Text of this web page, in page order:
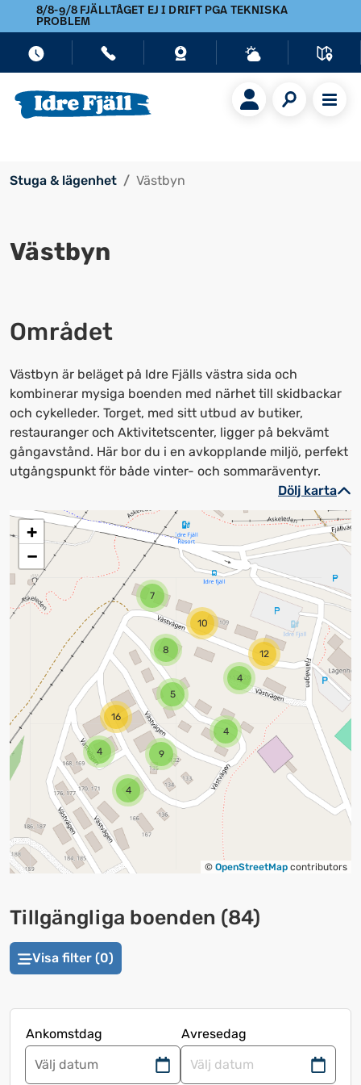
8/8-9/8 FJÄLLTÅGET EJ I DRIFT PGA TEKNISKA
PROBLEM
Stuga & lägenhet Västbyn
Området
Västbyn är beläget på Idre Fjälls västra sida och
kombinerar mysiga boenden med närhet till skidbackar
och cykelleder. Torget, med sitt utbud av butiker,
restauranger och Aktivitetscenter, ligger på bekvämt
gångavstånd. Här bor du i en avkopplande miljö, perfekt
utgångspunkt för både vinter- och sommaräventyr.
Västbyn
Dölj karta
12
4
5
4
10
7
8
9
16
4
4
+
−
© OpenStreetMap contributors
Tillgängliga boenden (84)
Visa filter (0)
Ankomstdag
Avresedag
Navigera
Navigera